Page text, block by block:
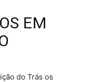
EM
do Trás os